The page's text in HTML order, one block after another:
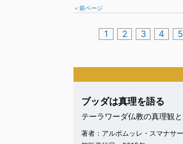
＜前ページ
1 2 3 4 5
ブッダは真理を語る
テーラワーダ仏教の真理観
著者：アルボムッレ・スマナサ